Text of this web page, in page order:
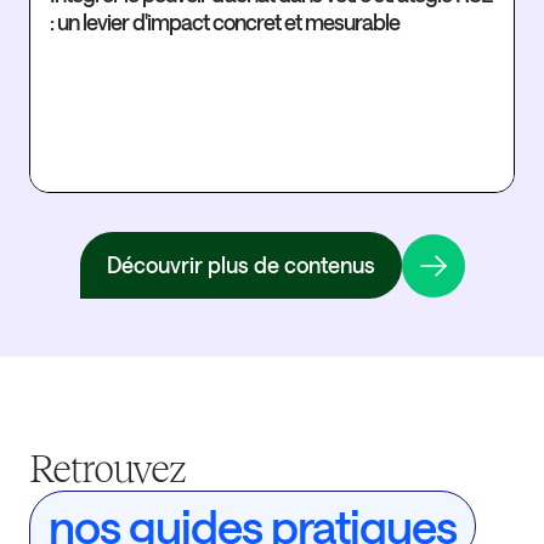
: un levier d'impact concret et mesurable
Découvrir plus de contenus
Retrouvez
nos guides pratiques